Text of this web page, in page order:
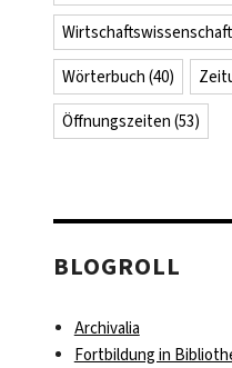
Wörterbuch (40)
Öffnungszeiten (53)
BLOGROLL
Archivalia
Fortbildung in